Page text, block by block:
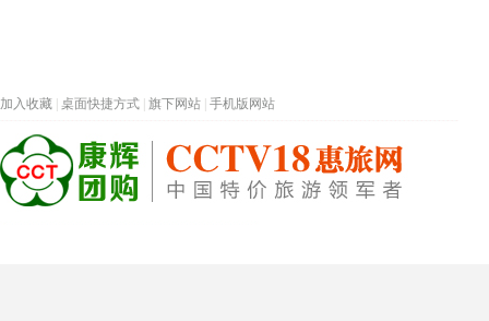
加入收藏 桌面快捷方式 旗下网站 手机版网站